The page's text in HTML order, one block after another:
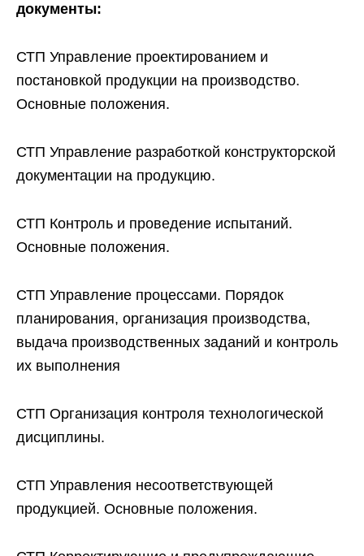
документы:
СТП Управление проектированием и
постановкой продукции на производство.
Основные положения.
СТП Управление разработкой конструкторской
документации на продукцию.
СТП Контроль и проведение испытаний.
Основные положения.
СТП Управление процессами. Порядок
планирования, организация производства,
выдача производственных заданий и контроль
их выполнения
СТП Организация контроля технологической
дисциплины.
СТП Управления несоответствующей
продукцией. Основные положения.